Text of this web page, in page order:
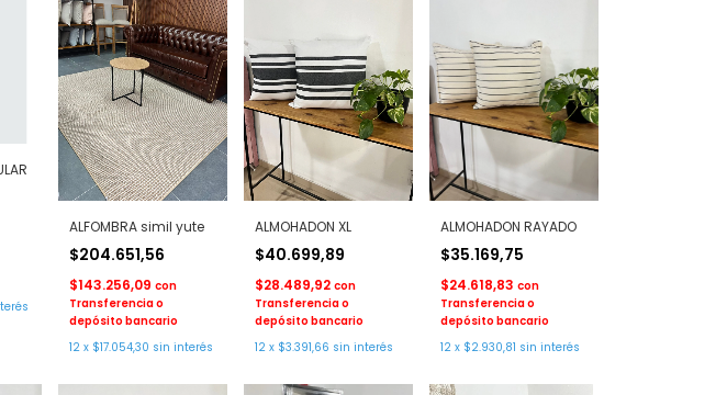
ALFOMBRA simil yute
$204.651,56
$143.256,09 con
Transferencia o
depósito bancario
12 x $17.054,30 sin interés
ALMOHADON XL
$40.699,89
$28.489,92 con
Transferencia o
depósito bancario
12 x $3.391,66 sin interés
ALMOHADON RAYADO
$35.169,75
$24.618,83 con
Transferencia o
depósito bancario
12 x $2.930,81 sin interés